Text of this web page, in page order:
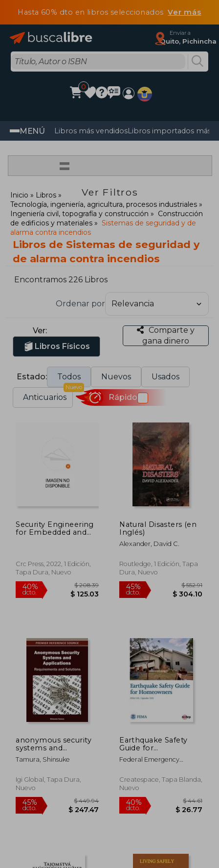
Hasta 60% dto en libros seleccionadosVer más
Enviar a
Quito, Pichincha
0
MENÚ Libros más vendidosLibros importados más
=
Ver Filtros
Inicio
Libros
Tecnología, ingeniería, agricultura, procesos industriales
Ingeniería civil, topografía y construcción
Construcción
de edificios y materiales
Sistemas de seguridad y de
alarma contra incendios
Libros de Sistemas de seguridad y
de alarma contra incendios
Encontramos 226 Libros
Ordenar por
Ver:
Libros Físicos
Comparte y
gana dinero
Estado: Todos Nuevos Usados
Anticuarios
Nuevo
Rápido
Security Engineering
for Embedded and
Crc Press, 2022, 1 Edición,
Tapa Dura, Nuevo
40%
Natural Disasters (en
Inglés)
Alexander, David C.
Routledge, 1 Edición, Tapa
Dura, Nuevo
45%
dcto. $
anonymous security
systems and
applications
Tamura, Shinsuke
Igi Global, Tapa Dura,
Nuevo
Earthquake Safety
Guide for
Homeowners (en
Inglés)
Federal Emergency
Homeland Security, U. S.
Department Of
Createspace, Tapa Blanda,
Nuevo